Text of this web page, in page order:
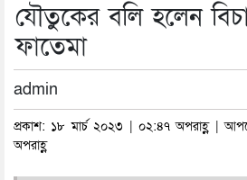
যৌতুকের বলি হলেন
ফাতেমা
admin
প্রকাশ: ১৮ মার্চ ২০২৩ | ০২:৪৭ অপরাহ্ণ |
অপরাহ্ণ